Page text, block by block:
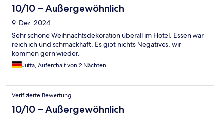
10/10 – Außergewöhnlich
9. Dez. 2024
Sehr schöne Weihnachtsdekoration überall im Hotel. Essen war
reichlich und schmackhaft. Es gibt nichts Negatives, wir
kommen gern wieder.
Jutta, Aufenthalt von 2 Nächten
Verifizierte Bewertung
10/10 – Außergewöhnlich